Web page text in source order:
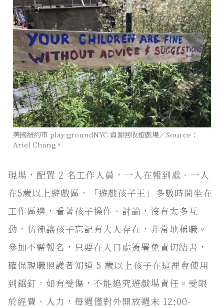
美國紐約市 play:groundNYC 資源回收遊戲場／Source：
Ariel Chang。
現場，配置 2 名工作人員，一人在報到處、一人
在5歲以上遊戲區，「遊戲孩子王」多數時間坐在
工作區邊，看著孩子操作、討論，沒有太多互
動，彷彿讓孩子忘記有大人存在，非常地稱職。
參加不需報名，只要在入口處簽署免責切結書，
確保親職照護者知道 5 歲以上孩子在這裡會使用
到鋸釘，如有受傷，不能追究遊戲場責任。受限
於經費、人力，每週僅對外開放週末 12:00-